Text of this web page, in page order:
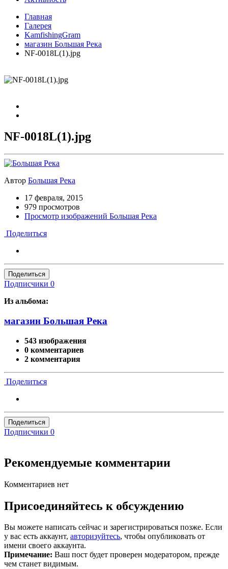
Главная
Галерея
KamfishingGram
магазин Большая Река
NF-0018L(1).jpg
NF-0018L(1).jpg
Автор Большая Река
17 февраля, 2015
979 просмотров
Просмотр изображений Большая Река
Поделиться
Поделиться
Подписчики 0
Из альбома:
магазин Большая Река
543 изображения
0 комментариев
2 комментария
Поделиться
Поделиться
Подписчики 0
Рекомендуемые комментарии
Комментариев нет
Присоединяйтесь к обсуждению
Вы можете написать сейчас и зарегистрироваться позже. Если
у вас есть аккаунт, авторизуйтесь, чтобы опубликовать от
имени своего аккаунта.
Примечание: Ваш пост будет проверен модератором, прежде
чем станет видимым.